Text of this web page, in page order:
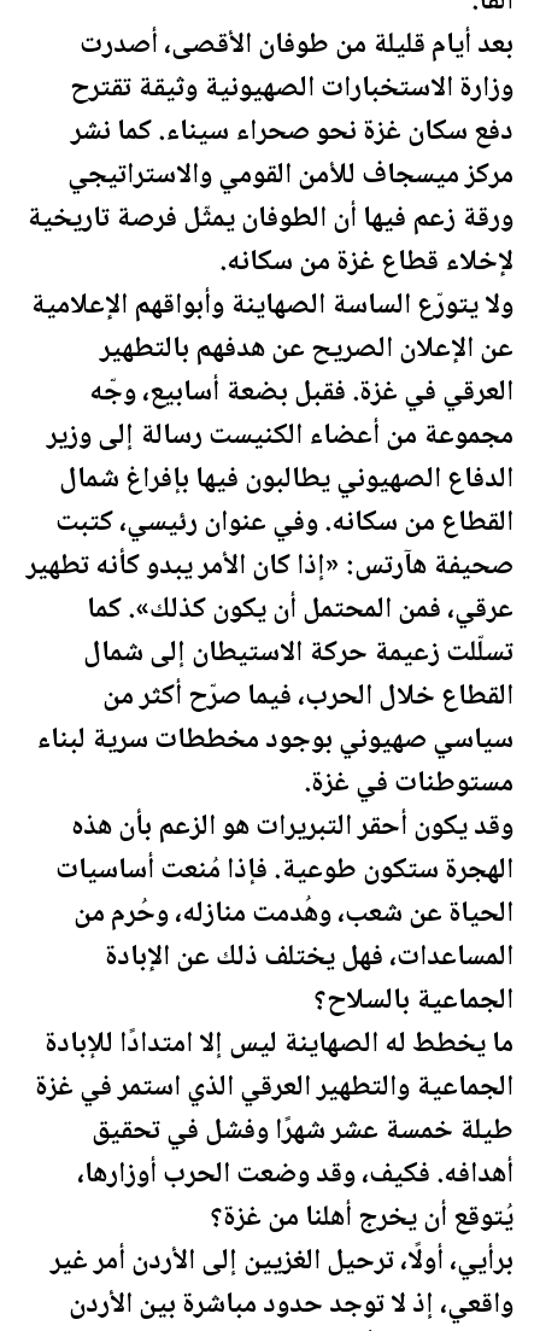
بعد أيام قليلة من طوفان الأقصى، أصدرت
وزارة الاستخبارات الصهيونية وثيقة تقترح
دفع سكان غزة نحو صحراء سيناء. كما نشر
مركز ميسجاف للأمن القومي والاستراتيجي
ورقة زعم فيها أن الطوفان يمثّل فرصة تاريخية
لإخلاء قطاع غزة من سكانه.
ولا يتورّع الساسة الصهاينة وأبواقهم الإعلامية
عن الإعلانالصريحعن هدفهم بالتطهير
العرقي في غزة. فقبل بضعة أسابيع، وجّه
مجموعة من أعضاء الكنيست رسالة إلى وزير
الدفاع الصهيوني يطالبون فيها بإفراغ شمال
القطاع من سكانه. وفي عنوان رئيسي، كتبت
صحيفةهآرتس: «إذا كان الأمر يبدو كأنه تطهير
عرقي، فمن المحتمل أن يكون كذلك». كما
تسلّلت زعيمة حركة الاستيطان إلى شمال
القطاع خلال الحرب، فيما صرّح أكثر من
سياسي صهيوني بوجود مخططات سرية لبناء
مستوطنات في غزة.
وقد يكون أحقر التبريرات هو الزعم بأن هذه
الهجرة ستكون طوعية. فإذا مُنعت أساسيات
الحياة عن شعب، وهُدمت منازله، وحُرم من
المساعدات، فهل يختلف ذلك عن الإبادة
الجماعية بالسلاح؟
ما يخطط له الصهاينة ليس إلا امتدادًا للإبادة
الجماعية والتطهير العرقي الذي استمر في غزة
طيلة خمسة عشر شهرًا وفشل في تحقيق
أهدافه. فكيف، وقد وضعت الحرب أوزارها،
يُتوقع أن يخرج أهلنا من غزة؟
برأيي، أولًا، ترحيل الغزيين إلىالأردنأمر غير
واقعي، إذ لا توجد حدود مباشرة بينالأردن